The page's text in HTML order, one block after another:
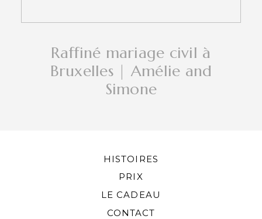
Raffiné mariage civil à
Bruxelles | Amélie and
Simone
HISTOIRES
PRIX
LE CADEAU
CONTACT